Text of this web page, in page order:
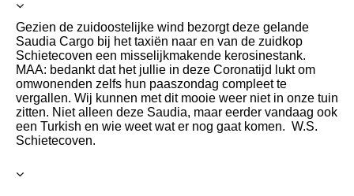
Gezien de zuidoostelijke wind bezorgt deze gelande
Saudia Cargo bij het taxiën naar en van de zuidkop
Schietecoven een misselijkmakende kerosinestank.
MAA: bedankt dat het jullie in deze Coronatijd lukt om
omwonenden zelfs hun paaszondag compleet te
vergallen. Wij kunnen met dit mooie weer niet in onze tuin
zitten. Niet alleen deze Saudia, maar eerder vandaag ook
een Turkish en wie weet wat er nog gaat komen. W.S.
Schietecoven.